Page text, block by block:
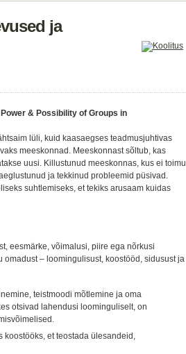
ja
& Possibility of Groups in
lüli, kuid kaasaegses teadmusjuhtivas
meeskonnad. Meeskonnast sõltub, kas
uusi. Killustunud meeskonnas, kus ei toimu
ja tekkinud probleemid püsivad.
suhtlemiseks, et tekiks arusaam kuidas
eesmärke, võimalusi, piire ega nõrkusi
– loomingulisust, koostööd, sidusust ja
teistmoodi mõtlemine ja oma
otsivad lahendusi loominguliselt, on
koostööks, et teostada ülesandeid,